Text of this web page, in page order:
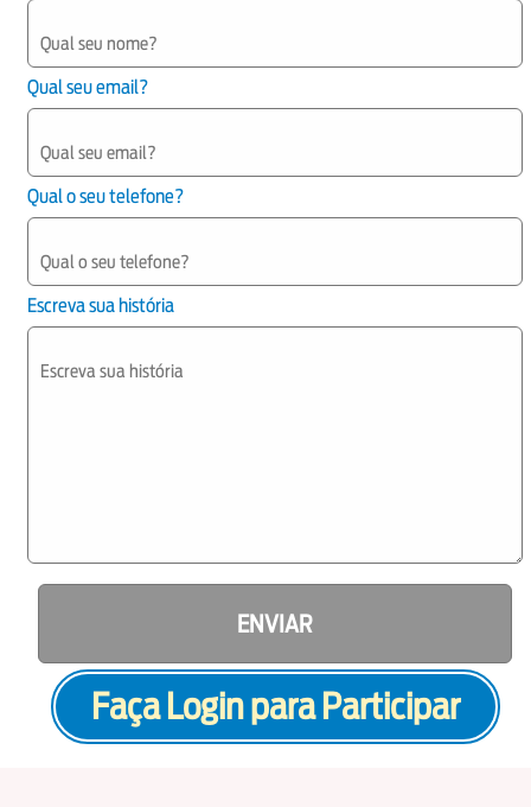
Qual seu email?
Qual o seu telefone?
Escreva sua história
ENVIAR
Faça Login para Participar